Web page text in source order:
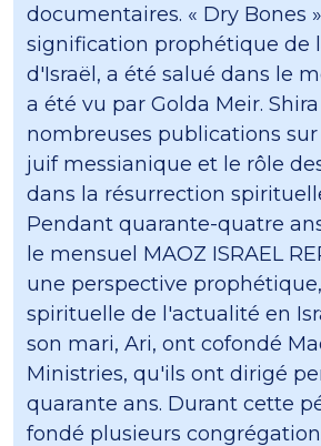
documentaires. « Dry Bones
signification prophétique de
d'Israël, a été salué dans le
a été vu par Golda Meir.
nombreuses publications
juif messianique et le rôle
dans la résurrection
Pendant quarante-quatre
le mensuel MAOZ ISRAEL
une perspective
spirituelle de l'actualité en
son mari, Ari, ont cofondé
Ministries, qu'ils ont dirigé
quarante ans. Durant cette
fondé plusieurs